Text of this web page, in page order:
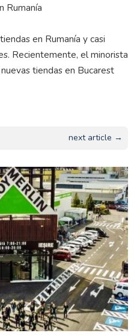
Rumanía
en Rumanía y casi
Recientemente, el minorista
tiendas en Bucarest
next article →